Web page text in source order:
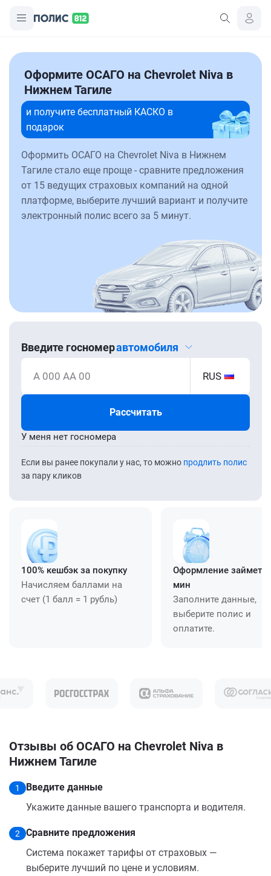
Оформите ОСАГО на Chevrolet Niva в
Нижнем Тагиле
и получите бесплатный КАСКО в
подарок
Оформить ОСАГО на Chevrolet Niva в Нижнем
Тагиле стало еще проще - сравните предложения
от 15 ведущих страховых компаний на одной
платформе, выберите лучший вариант и получите
электронный полис всего за 5 минут.
Введите госномеравтомобиля
А 000 АА 00 RUS
Рассчитать
Если вы ранее покупали у нас, то можно продлить полис
за пару кликов
У меня нет госномера
100% кешбэк за покупку
Начисляем баллами на
счет (1 балл = 1 рубль)
Оформление займет
мин
Заполните данные,
выберите полис и
оплатите.
Отзывы об ОСАГО на Chevrolet Niva в
Нижнем Тагиле
1
Введите данные
Укажите данные вашего транспорта и водителя.
2
Сравните предложения
Система покажет тарифы от страховых —
выберите лучший по цене и условиям.